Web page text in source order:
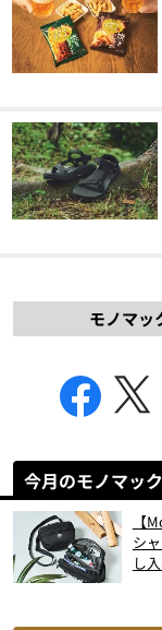
モノマッ
今月のモノマッ
【
シ
し